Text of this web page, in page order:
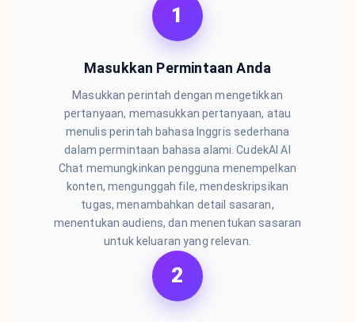
1
Masukkan Permintaan Anda
Masukkan perintah dengan mengetikkan
pertanyaan, memasukkan pertanyaan, atau
menulis perintah bahasa Inggris sederhana
dalam permintaan bahasa alami. CudekAI AI
Chat memungkinkan pengguna menempelkan
konten, mengunggah file, mendeskripsikan
tugas, menambahkan detail sasaran,
menentukan audiens, dan menentukan sasaran
untuk keluaran yang relevan.
2